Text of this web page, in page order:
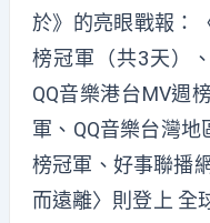
於》的亮眼戰報：
榜冠軍（共3天）
QQ音樂港台MV週
軍、QQ音樂台灣
榜冠軍、好事聯播
而遠離〉則登上 全